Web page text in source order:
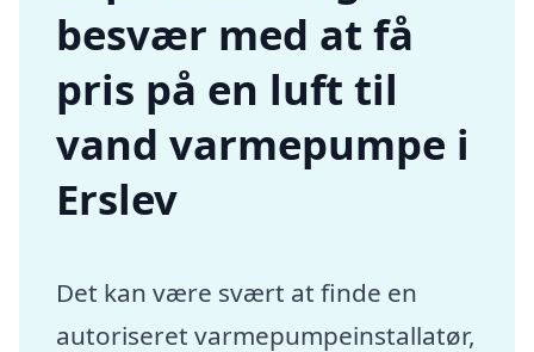
besvær med at få
pris på en luft til
vand varmepumpe i
Erslev
Det kan være svært at finde en
autoriseret varmepumpeinstallatør,